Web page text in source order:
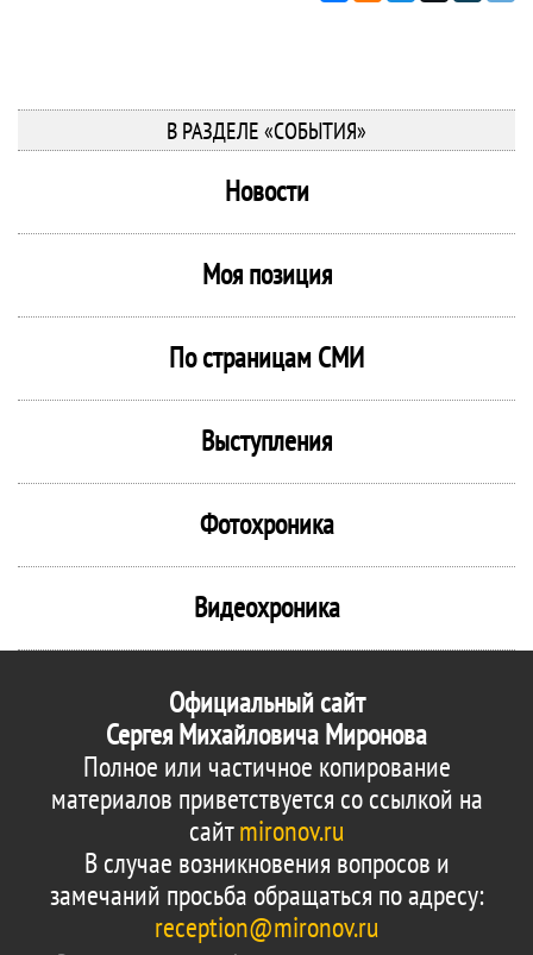
В РАЗДЕЛЕ «СОБЫТИЯ»
Новости
Моя позиция
По страницам СМИ
Выступления
Фотохроника
Видеохроника
Официальный сайт
Сергея Михайловича Миронова
Полное или частичное копирование
материалов приветствуется со ссылкой на
сайтmironov.ru
В случае возникновения вопросов и
замечаний просьба обращаться по адресу:
reception@mironov.ru